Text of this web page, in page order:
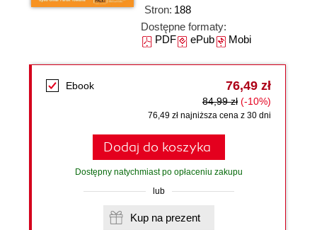
Stron: 188
Dostępne formaty:
PDFePubMobi
Ebook 76,49 zł
84,99 zł (-10%)
76,49 zł najniższa cena z 30 dni
Dodaj do koszyka
Dostępny natychmiast po opłaceniu zakupu
lub
Kup na prezent